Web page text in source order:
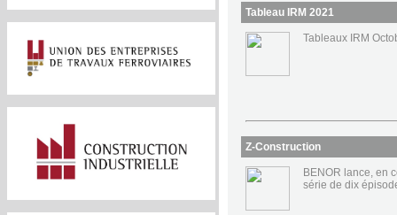
Tableau IRM 2021
Tableaux IRM
Z-Construction
BENOR lance, en
série de dix